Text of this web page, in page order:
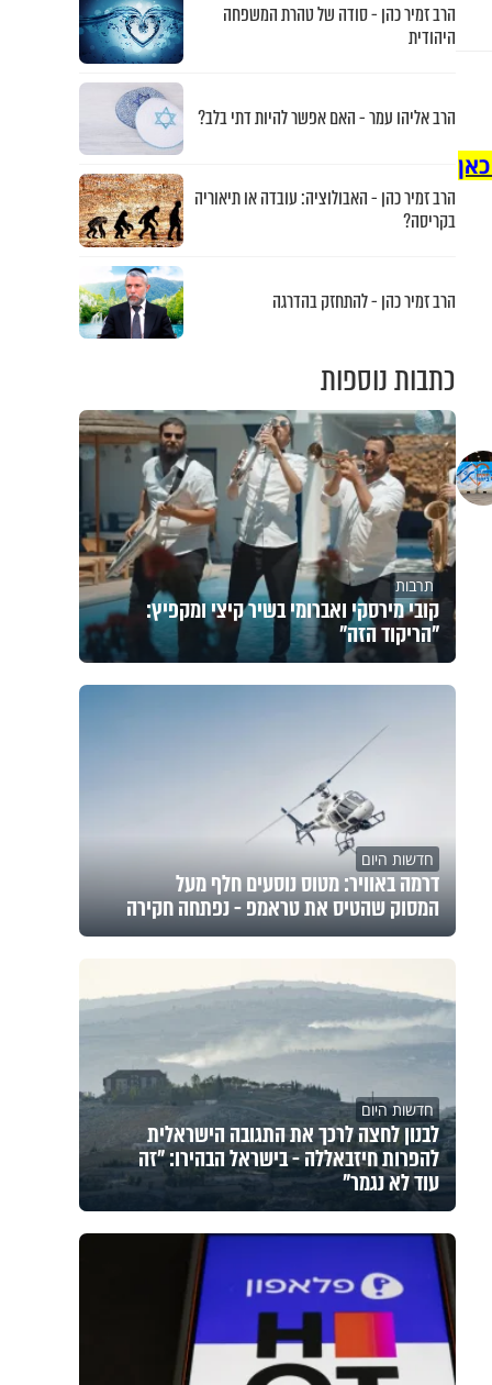
הרב זמיר כהן - סודה של טהרת המשפחה
היהודית
הרב אליהו עמר - האם אפשר להיות דתי בלב?
הרב זמיר כהן - האבולוציה: עובדה או תיאוריה
בקריסה?
הרב זמיר כהן - להתחזק בהדרגה
כתבות נוספות
תרבות
קובי מירסקי ואברומי בשיר קיצי ומקפיץ:
"הריקוד הזה"
חדשות היום
דרמה באוויר: מטוס נוסעים חלף מעל
המסוק שהטיס את טראמפ - נפתחה חקירה
חדשות היום
לבנון לחצה לרכך את התגובה הישראלית
להפרות חיזבאללה - בישראל הבהירו: "זה
עוד לא נגמר"